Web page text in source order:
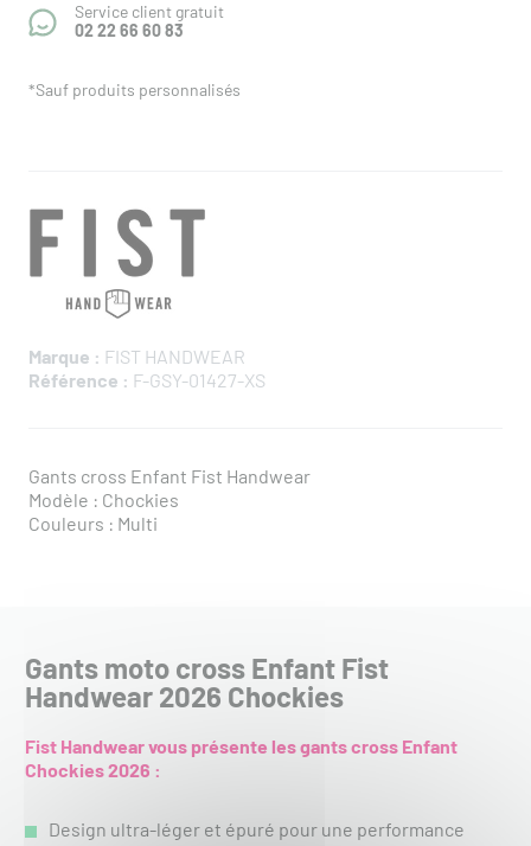
Service client gratuit
02 22 66 60 83
*Sauf produits personnalisés
Marque : FIST HANDWEAR
Référence : F-GSY-01427-XS
Gants cross Enfant Fist Handwear
Modèle : Chockies
Couleurs : Multi
Gants moto cross Enfant Fist
Handwear 2026 Chockies
Fist Handwear vous présente les gants cross Enfant
Chockies2026 :
Design ultra-léger et épuré pour une performance